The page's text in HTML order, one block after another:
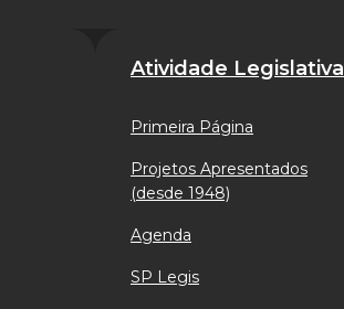
Atividade Legislativa
Primeira Página
Projetos Apresentados
(desde 1948)
Agenda
SP Legis